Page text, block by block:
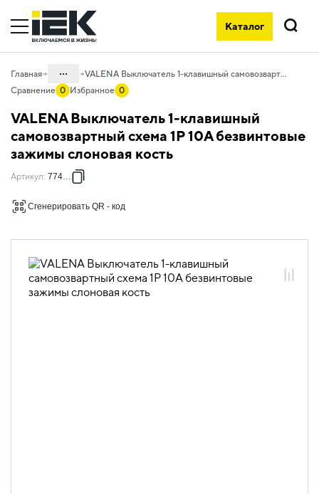
Каталог
Поиск
Главная ...
06. Изделия электроустановочные,
удлинители и силовые разъемы
изделия скрытого монтажа VALENA
слоновая кость
VALENA Выключатель 1-клавишный самовозвартный схема 1P 10А безвинтовые зажимы слоновая кость
Сравнение 0 Избранное 0
VALENA Выключатель 1-клавишный
самовозвартный схема 1P 10А безвинтовые
зажимы слоновая кость
Артикул: 774311
Сгенерировать QR - код